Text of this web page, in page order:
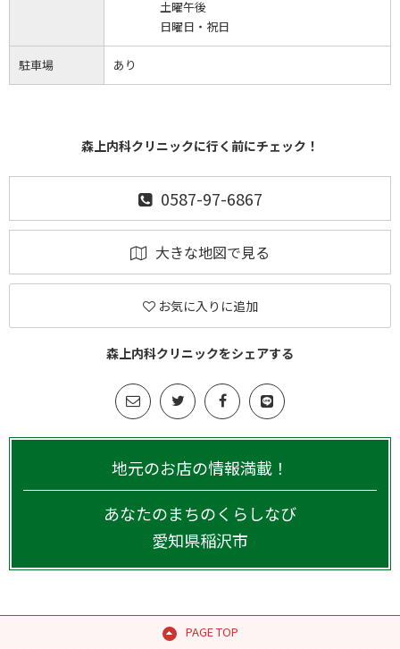
土曜午後
日曜日・祝日
駐車場 あり
森上内科クリニックに行く前にチェック！
0587-97-6867
大きな地図で見る
お気に入りに追加
森上内科クリニックをシェアする
地元のお店の情報満載！
あなたのまちのくらしなび
愛知県稲沢市
PAGE TOP